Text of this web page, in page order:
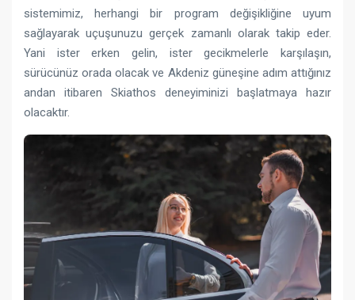
sistemimiz, herhangi bir program değişikliğine uyum
sağlayarak uçuşunuzu gerçek zamanlı olarak takip eder.
Yani ister erken gelin, ister gecikmelerle karşılaşın,
sürücünüz orada olacak ve Akdeniz güneşine adım attığınız
andan itibaren Skiathos deneyiminizi başlatmaya hazır
olacaktır.